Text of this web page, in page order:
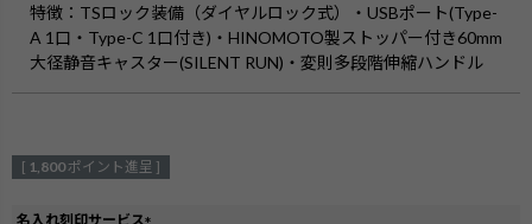
特徴 ：TSロック装備（ダイヤルロック式）・USBポート(Type-
A 1口・Type-C 1口付き)・HINOMOTO製ストッパー付き60mm
大径静音キャスター(SILENT RUN)・変則多段階伸縮ハンドル
[ 1,800 ポイント進呈 ]
名入れ刻印サービス